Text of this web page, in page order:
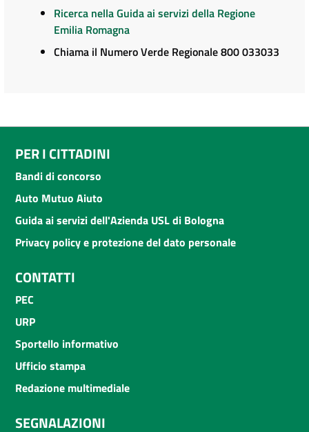
Ricerca nella Guida ai servizi della Regione
Emilia Romagna
Chiama il Numero Verde Regionale 800 033033
PER I CITTADINI
Bandi di concorso
Auto Mutuo Aiuto
Guida ai servizi dell'Azienda USL di Bologna
Privacy policy e protezione del dato personale
CONTATTI
PEC
URP
Sportello informativo
Ufficio stampa
Redazione multimediale
SEGNALAZIONI